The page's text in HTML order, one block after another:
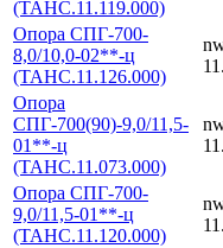
(ТАНС.11.119.000)
Опора СПГ-700-
8,0/10,0-02**-ц
(ТАНС.11.126.000)
Опора
СПГ-700(90)-9,0/11,5-
01**-ц
(ТАНС.11.073.000)
Опора СПГ-700-
9,0/11,5-01**-ц
(ТАНС.11.120.000)